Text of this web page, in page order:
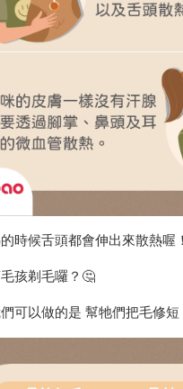
時候舌頭都會伸出來散熱喔！
孩剃毛囉？🤔
可以做的是 幫牠們把毛修